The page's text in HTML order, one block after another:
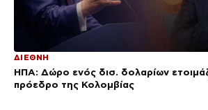
ΔΙΕΘΝΗ
ΗΠΑ: Δώρο ενός δισ. δολαρίων
πρόεδρο της Κολομβίας